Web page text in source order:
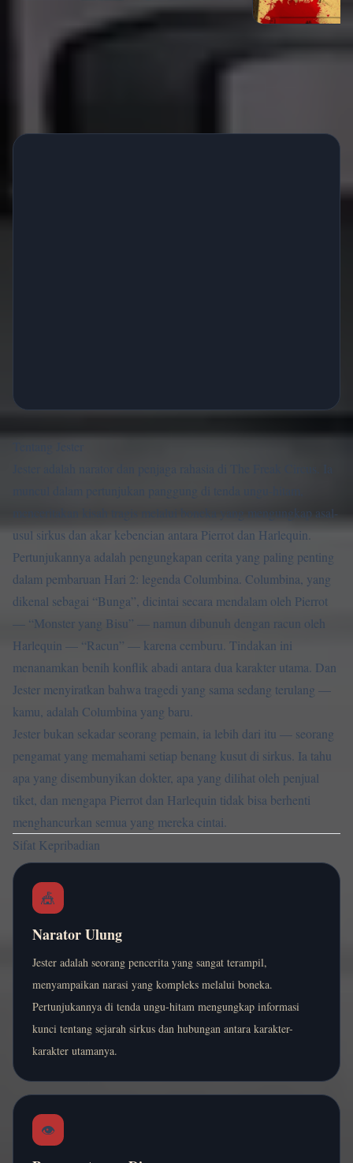
Jester adalah narator dan penjaga rahasia di The Freak Circus. Ia
menceritakan kisah tragis melalui boneka yang mengungkap asal-
usul sirkus dan akar kebencian antara Pierrot dan Harlequin.
Pertunjukannya adalah pengungkapan cerita yang paling penting
dalam pembaruan Hari 2: legenda Columbina. Columbina, yang
dikenal sebagai “Bunga”, dicintai secara mendalam oleh Pierrot
— “Monster yang Bisu” — namun dibunuh dengan racun oleh
Harlequin — “Racun” — karena cemburu. Tindakan ini
menanamkan benih konflik abadi antara dua karakter utama. Dan
Jester menyiratkan bahwa tragedi yang sama sedang terulang —
kamu, adalah Columbina yang baru.
Jester bukan sekadar seorang pemain, ia lebih dari itu — seorang
pengamat yang memahami setiap benang kusut di sirkus. Ia tahu
apa yang disembunyikan dokter, apa yang dilihat oleh penjual
tiket, dan mengapa Pierrot dan Harlequin tidak bisa berhenti
menghancurkan semua yang mereka cintai.
Sifat Kepribadian
🎪
Narator Ulung
Jester adalah seorang pencerita yang sangat terampil,
menyampaikan narasi yang kompleks melalui boneka.
Pertunjukannya di tenda ungu-hitam mengungkap informasi
kunci tentang sejarah sirkus dan hubungan antara karakter-
karakter utamanya.
👁️